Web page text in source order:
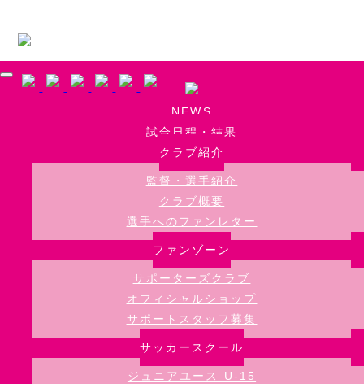
NEWS
試合日程・結果
クラブ紹介
監督・選手紹介
クラブ概要
選手へのファンレター
ファンゾーン
サポーターズクラブ
オフィシャルショップ
サポートスタッフ募集
サッカースクール
ジュニアユース U-15